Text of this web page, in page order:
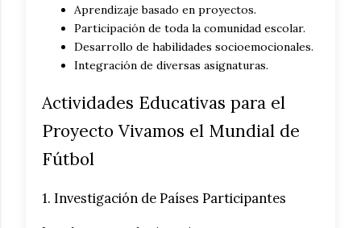
Aprendizaje basado en proyectos.
Participación de toda la comunidad escolar.
Desarrollo de habilidades socioemocionales.
Integración de diversas asignaturas.
Actividades Educativas para el
Proyecto Vivamos el Mundial de
Fútbol
1. Investigación de Países Participantes